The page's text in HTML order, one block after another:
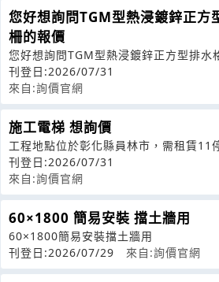
您好想詢問TGM型熱浸鍍鋅正方
柵的報價
您好想詢問TGM型熱浸鍍鋅正方型排水
型式80*80高75
刊登日:2026/07/31
來自:詢價官網
施工電梯 想詢價
工程地點位於彰化縣員林市，需租賃11
梯
刊登日:2026/07/31
來自:詢價官網
60×1800 簡易安裝 擋土牆用
60×1800簡易安裝擋土牆用
刊登日:2026/07/29
來自:詢價官網